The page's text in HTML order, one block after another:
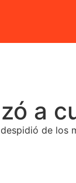
a
de los